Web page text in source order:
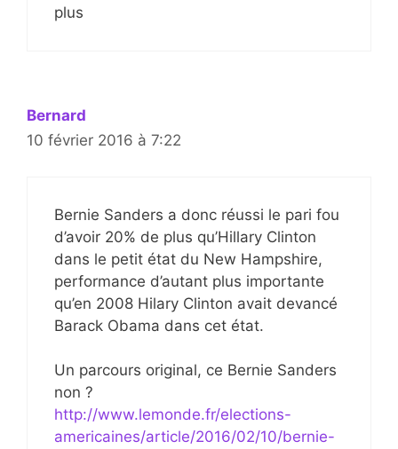
plus
Bernard
10 février 2016 à 7:22
Bernie Sanders a donc réussi le pari fou
d’avoir 20% de plus qu’Hillary Clinton
dans le petit état du New Hampshire,
performance d’autant plus importante
qu’en 2008 Hilary Clinton avait devancé
Barack Obama dans cet état.
Un parcours original, ce Bernie Sanders
non ?
http://www.lemonde.fr/elections-
americaines/article/2016/02/10/bernie-